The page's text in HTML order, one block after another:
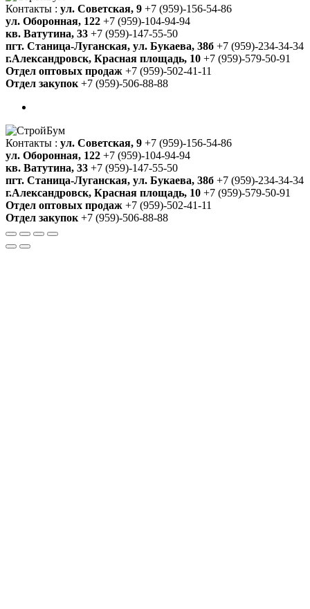
Контакты : ул. Советская, 9 +7 (959)-156-54-86
ул. Оборонная, 122 +7 (959)-104-94-94
кв. Ватутина, 33 +7 (959)-147-55-50
пгт. Станица-Луганская, ул. Букаева, 38б +7 (959)-234-34-34
г.Александровск, Красная площадь, 10 +7 (959)-579-50-91
Отдел оптовых продаж +7 (959)-502-41-11
Отдел закупок +7 (959)-506-88-88
Контакты : ул. Советская, 9 +7 (959)-156-54-86
ул. Оборонная, 122 +7 (959)-104-94-94
кв. Ватутина, 33 +7 (959)-147-55-50
пгт. Станица-Луганская, ул. Букаева, 38б +7 (959)-234-34-34
г.Александровск, Красная площадь, 10 +7 (959)-579-50-91
Отдел оптовых продаж +7 (959)-502-41-11
Отдел закупок +7 (959)-506-88-88